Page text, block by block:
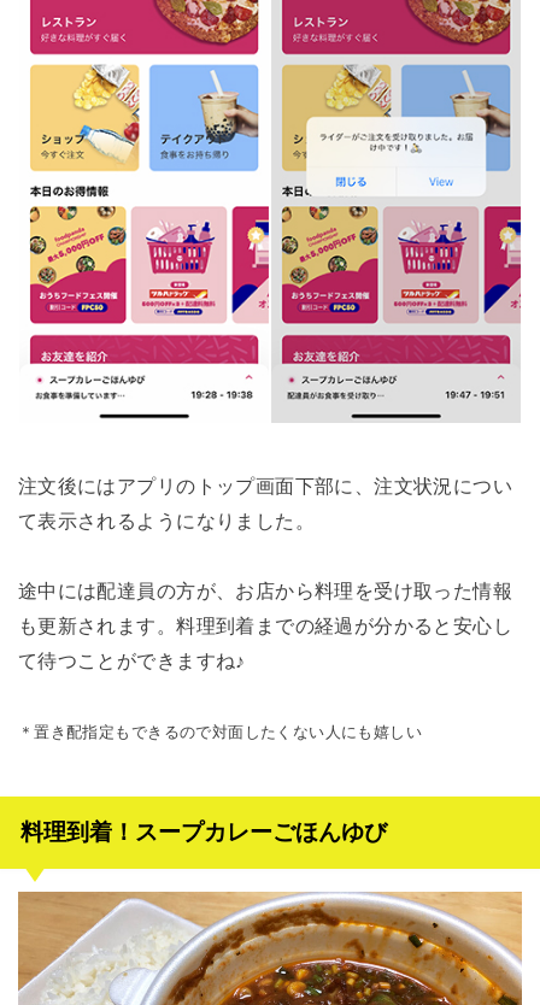
注文後にはアプリのトップ画面下部に、注文状況につい
て表示されるようになりました。
途中には配達員の方が、お店から料理を受け取った情報
も更新されます。料理到着までの経過が分かると安心し
て待つことができますね♪
＊置き配指定もできるので対面したくない人にも嬉しい
料理到着！スープカレーごほんゆび